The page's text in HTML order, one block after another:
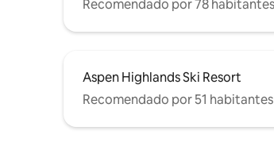
Recomendado por 78
Aspen Highlands Ski Resort
Recomendado por 51